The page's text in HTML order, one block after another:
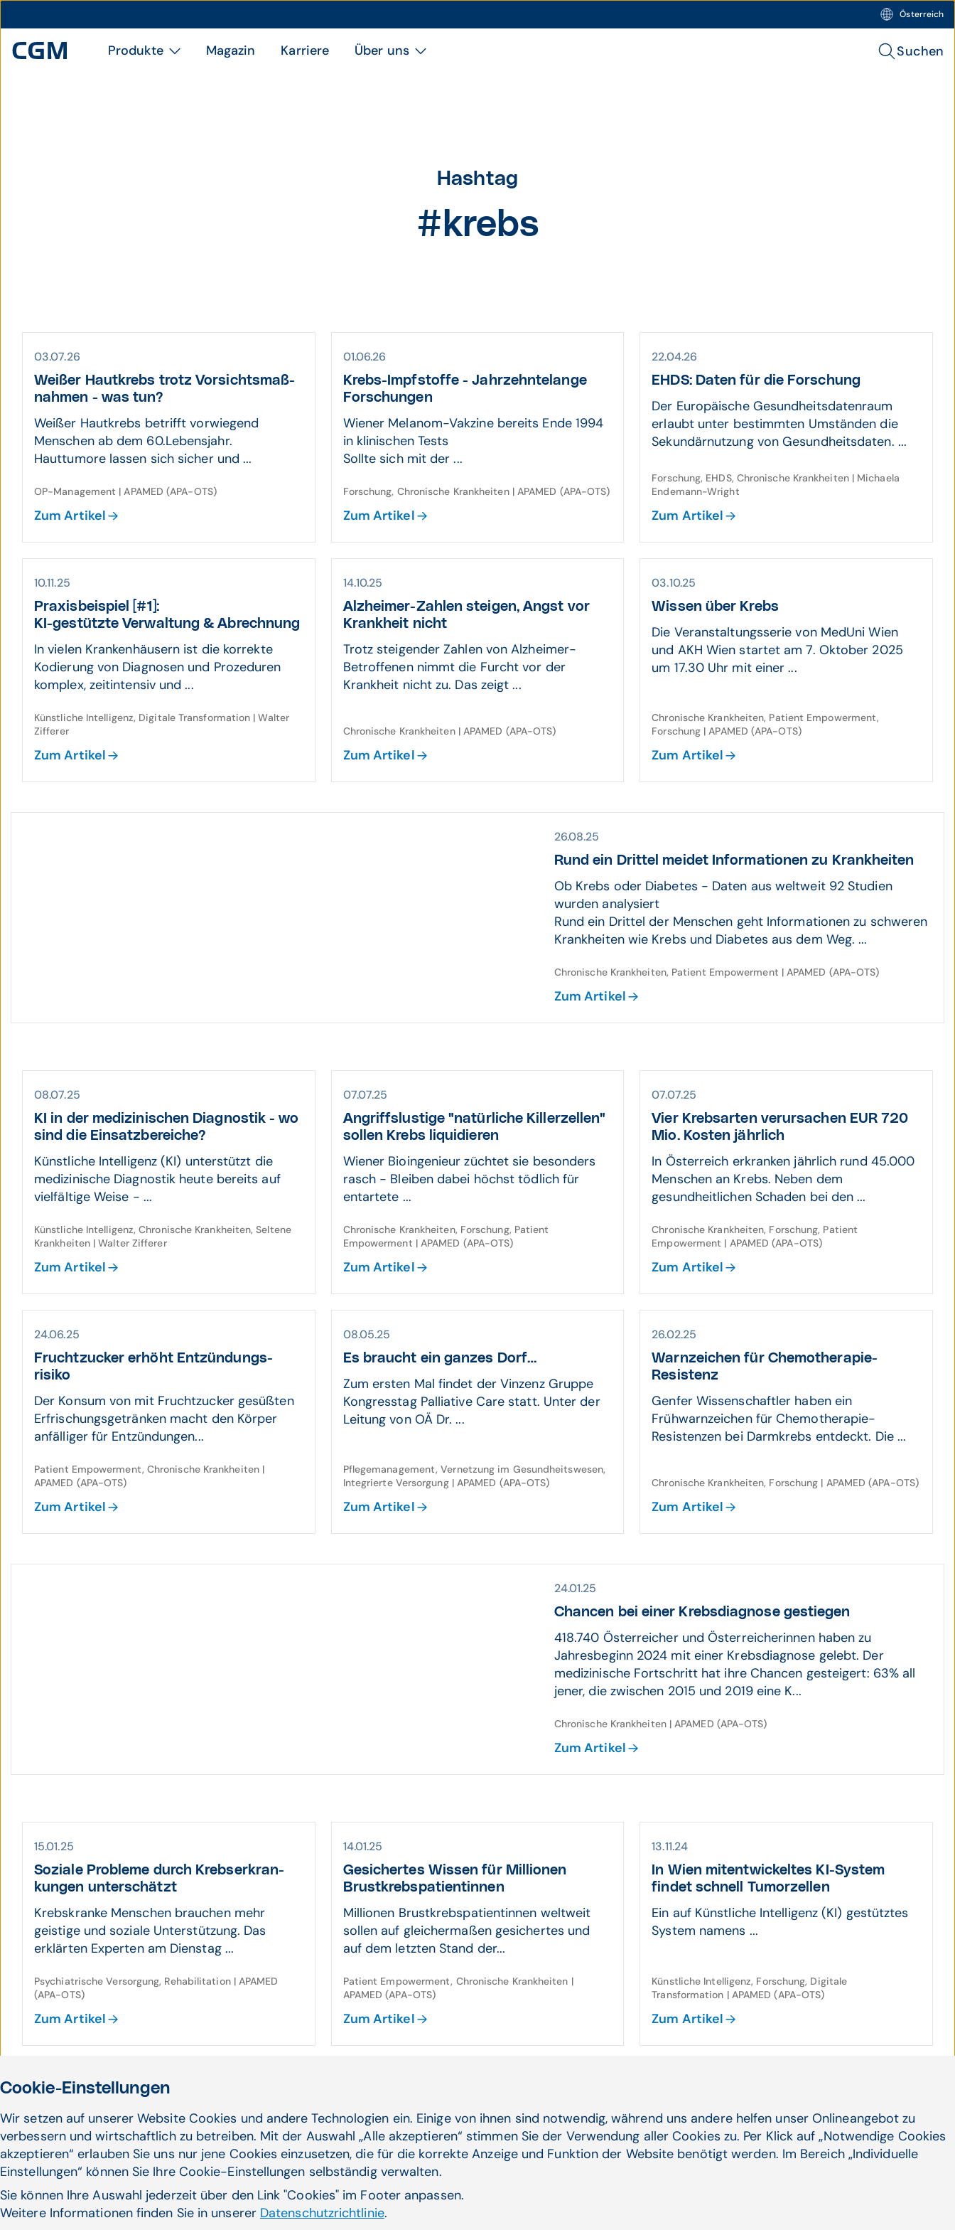
Österreich
Produkte Magazin Karriere Über uns Suchen
Hashtag
#krebs
03.07.26
Weißer Hautkrebs trotz Vor­sichts­maß­
nahmen - was tun?
Weißer Hautkrebs betrifft vorwiegend
Menschen ab dem 60.Lebensjahr.
Hauttumore lassen sich sicher und ...
OP-Management | APAMED (APA-OTS)
Zum Artikel
01.06.26
Krebs-Impf­stoffe - Jahr­zehnte­lange
Forschungen
Wiener Melanom-Vakzine bereits Ende 1994
in klinischen Tests
Sollte sich mit der ...
Forschung, Chronische Krankheiten | APAMED (APA-OTS)
Zum Artikel
22.04.26
EHDS: Daten für die Forschung
Der Europäische Gesundheitsdatenraum
erlaubt unter bestimmten Umständen die
Sekundärnutzung von Gesundheitsdaten. ...
Forschung, EHDS, Chronische Krankheiten | Michaela
Endemann-Wright
Zum Artikel
10.11.25
Praxis­beispiel [#1]:
KI-gestützte Verwaltung & Abrechnung
In vielen Krankenhäusern ist die korrekte
Kodierung von Diagnosen und Prozeduren
komplex, zeitintensiv und ...
Künstliche Intelligenz, Digitale Transformation | Walter
Zifferer
Zum Artikel
14.10.25
Alzheimer-Zahlen steigen, Angst vor
Krank­heit nicht
Trotz steigender Zahlen von Alzheimer-
Betroffenen nimmt die Furcht vor der
Krankheit nicht zu. Das zeigt ...
Chronische Krankheiten | APAMED (APA-OTS)
Zum Artikel
03.10.25
Wissen über Krebs
Die Veranstaltungsserie von MedUni Wien
und AKH Wien startet am 7. Oktober 2025
um 17.30 Uhr mit einer ...
Chronische Krankheiten, Patient Empowerment,
Forschung | APAMED (APA-OTS)
Zum Artikel
26.08.25
Rund ein Drittel meidet Infor­mationen zu Krank­heiten
Ob Krebs oder Diabetes - Daten aus weltweit 92 Studien
wurden analysiert
Rund ein Drittel der Menschen geht Informationen zu schweren
Krankheiten wie Krebs und Diabetes aus dem Weg. ...
Chronische Krankheiten, Patient Empowerment | APAMED (APA-OTS)
Zum Artikel
08.07.25
KI in der medi­zini­schen Diagnostik - wo
sind die Einsatz­be­reiche?
Künstliche Intelligenz (KI) unterstützt die
medizinische Diagnostik heute bereits auf
vielfältige Weise - ...
Künstliche Intelligenz, Chronische Krankheiten, Seltene
Krankheiten | Walter Zifferer
Zum Artikel
07.07.25
Angriffs­lustige "natü­rliche Killer­zellen"
sollen Krebs liqui­dieren
Wiener Bioingenieur züchtet sie besonders
rasch - Bleiben dabei höchst tödlich für
entartete ...
Chronische Krankheiten, Forschung, Patient
Empowerment | APAMED (APA-OTS)
Zum Artikel
07.07.25
Vier Krebs­arten verur­sachen EUR 720
Mio. Kosten jährlich
In Österreich erkranken jährlich rund 45.000
Menschen an Krebs. Neben dem
gesundheitlichen Schaden bei den ...
Chronische Krankheiten, Forschung, Patient
Empowerment | APAMED (APA-OTS)
Zum Artikel
24.06.25
Frucht­zucker erhöht Ent­zün­dungs­
risiko
Der Konsum von mit Fruchtzucker gesüßten
Erfrischungsgetränken macht den Körper
anfälliger für Entzündungen...
Patient Empowerment, Chronische Krankheiten |
APAMED (APA-OTS)
Zum Artikel
08.05.25
Es braucht ein ganzes Dorf…
Zum ersten Mal findet der Vinzenz Gruppe
Kongresstag Palliative Care statt. Unter der
Leitung von OÄ Dr. ...
Pflegemanagement, Vernetzung im Gesundheitswesen,
Integrierte Versorgung | APAMED (APA-OTS)
Zum Artikel
26.02.25
Warn­zeichen für Chemo­thera­pie-
Resistenz
Genfer Wissenschaftler haben ein
Frühwarnzeichen für Chemotherapie-
Resistenzen bei Darmkrebs entdeckt. Die ...
Chronische Krankheiten, Forschung | APAMED (APA-OTS)
Zum Artikel
24.01.25
Chancen bei einer Krebs­dia­gnose ge­stiegen
418.740 Österreicher und Österreicherinnen haben zu
Jahresbeginn 2024 mit einer Krebsdiagnose gelebt. Der
medizinische Fortschritt hat ihre Chancen gesteigert: 63% all
jener, die zwischen 2015 und 2019 eine K...
Chronische Krankheiten | APAMED (APA-OTS)
Zum Artikel
15.01.25
Soziale Pro­bleme durch Krebs­erkran­
kungen unterschätzt
Krebskranke Menschen brauchen mehr
geistige und soziale Unterstützung. Das
erklärten Experten am Dienstag ...
Psychiatrische Versorgung, Rehabilitation | APAMED
(APA-OTS)
Zum Artikel
14.01.25
Gesicher­tes Wissen für Millionen
Brust­krebs­patien­tinnen
Millionen Brustkrebspatientinnen weltweit
sollen auf gleichermaßen gesichertes und
auf dem letzten Stand der...
Patient Empowerment, Chronische Krankheiten |
APAMED (APA-OTS)
Zum Artikel
13.11.24
In Wien mit­ent­wickeltes KI-System
findet schnell Tumor­zellen
Ein auf Künstliche Intelligenz (KI) gestütztes
System namens ...
Künstliche Intelligenz, Forschung, Digitale
Transformation | APAMED (APA-OTS)
Zum Artikel
06.11.24
Reparatur mit Gen­schere kann zu
neuen Gen­defekten führen
Unter bestimmten Umständen kann die
gezielte Korrektur fehlerhafter Abschnitte im
Erbgut neue Gendefekte ...
Lungen­krebs: Indi­viduelle Therapien
Karl Landsteiner Institut für Lungenforschung
erzielt bahnbrechende Erfolge mit
innovativen ...
Personalisierte Medizin, Forschung, Patient
Viel zu wenig Krebs-Früh­er­ken­nung in
Öster­reich
Jährlich erhalten in Österreich rund 40.000
Cookie-Einstellungen
Wir setzen auf unserer Website Cookies und andere Technologien ein. Einige von ihnen sind notwendig, während uns andere helfen unser Onlineangebot zu
verbessern und wirtschaftlich zu betreiben. Mit der Auswahl „Alle akzeptieren“ stimmen Sie der Verwendung aller Cookies zu. Per Klick auf „Notwendige Cookies
akzeptieren“ erlauben Sie uns nur jene Cookies einzusetzen, die für die korrekte Anzeige und Funktion der Website benötigt werden. Im Bereich „Individuelle
Einstellungen“ können Sie Ihre Cookie-Einstellungen selbständig verwalten.
Sie können Ihre Auswahl jederzeit über den Link "Cookies" im Footer anpassen.
Weitere Informationen finden Sie in unserer Datenschutzrichtlinie.